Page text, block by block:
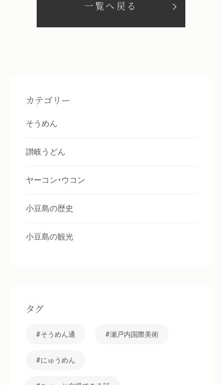
一覧へ戻る
カテゴリー
そうめん
讃岐うどん
ヤーコン・ウコン
小豆島の歴史
小豆島の観光
タグ
そうめん通 瀬戸内国際美術
にゅうめん